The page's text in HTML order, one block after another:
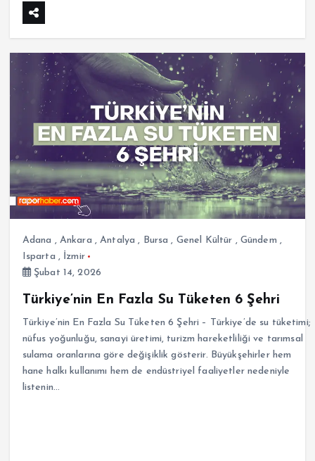
Adana , Ankara ,Antalya , Bursa , Genel Kültür , Gündem ,
Isparta , İzmir
Şubat 14, 2026
Türkiye’nin En Fazla Su Tüketen 6 Şehri
Türkiye’nin En Fazla Su Tüketen 6 Şehri – Türkiye’de su tüketimi;
nüfus yoğunluğu, sanayi üretimi, turizm hareketliliği ve tarımsal
sulama oranlarına göre değişiklik gösterir. Büyükşehirler hem
hane halkı kullanımı hem de endüstriyel faaliyetler nedeniyle
listenin…